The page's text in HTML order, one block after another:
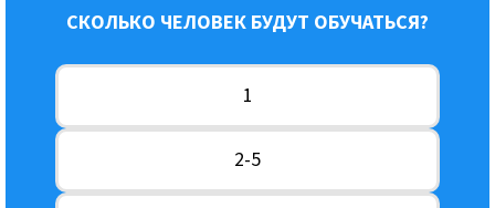
СКОЛЬКО ЧЕЛОВЕК БУДУТ ОБУЧАТЬСЯ?
1
2-5